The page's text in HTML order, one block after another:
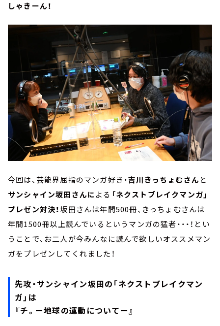
しゃきーん！
今回は、芸能界屈指のマンガ好き・吉川きっちょむさん と
サンシャイン坂田さんに よる 「ネクストブレイクマンガ」
プレゼン対決！坂田さんは年間500冊、きっちょむさんは
年間1500冊以上読んでいるというマンガの猛者・・・！とい
うことで、お二人が今みんなに読んで欲しいオススメマン
ガをプレゼンしてくれました！
先攻・サンシャイン坂田の「ネクストブレイクマン
ガ」は
『チ。ー地球の運動についてー』